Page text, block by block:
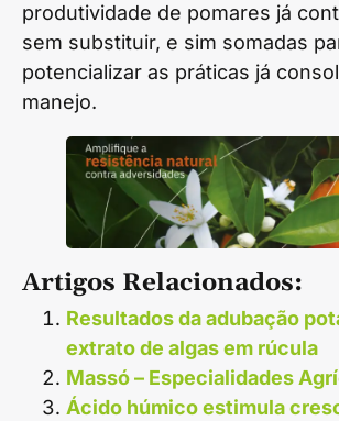
produtividade de pomares já
sem substituir, e sim somadas
potencializar as práticas já
manejo.
Artigos Relacionados:
Resultados da adubação
extrato de algas em rúcula
Massó – Especialidades
Ácido húmico estimula